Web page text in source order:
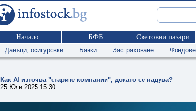
Начало БФБ Световни пазари
Данъци, осигуровки Банки Застраховане Фондове
Как AI източва "старите компании", докато се надува?
25 Юли 2025 15:30